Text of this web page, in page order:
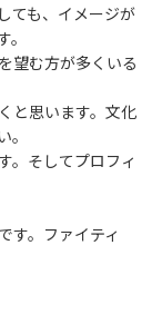
ても、イメージが
望む方が多くいる
と思います。文化
。そしてプロフィ
す。ファイティ